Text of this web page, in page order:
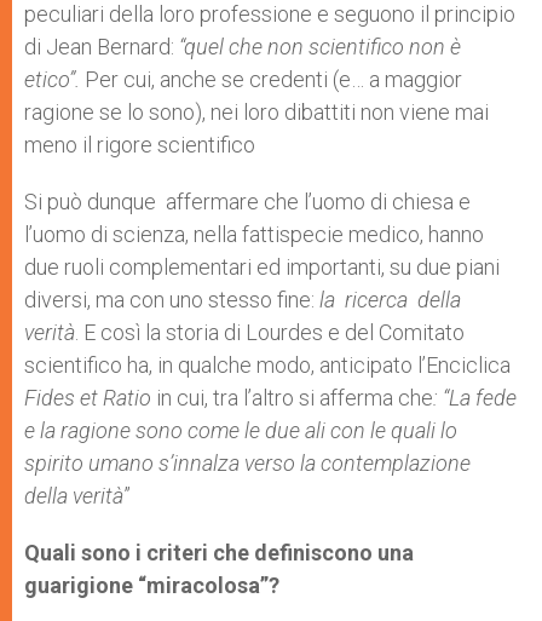
peculiari della loro professione e seguono il principio
di Jean Bernard: “quel che non scientifico non è
etico”. Per cui, anche se credenti (e… a maggior
ragione se lo sono), nei loro dibattiti non viene mai
meno il rigore scientifico
Si può dunque affermare che l’uomo di chiesa e
l’uomo di scienza, nella fattispecie medico, hanno
due ruoli complementari ed importanti, su due piani
diversi, ma con uno stesso fine: la ricerca della
verità . E così la storia di Lourdes e del Comitato
scientifico ha, in qualche modo, anticipato l’Enciclica
Fides et Ratio in cui, tra l’altro si afferma che: “La fede
e la ragione sono come le due ali con le quali lo
spirito umano s’innalza verso la contemplazione
della verità”
Quali sono i criteri che definiscono una
guarigione “miracolosa”?